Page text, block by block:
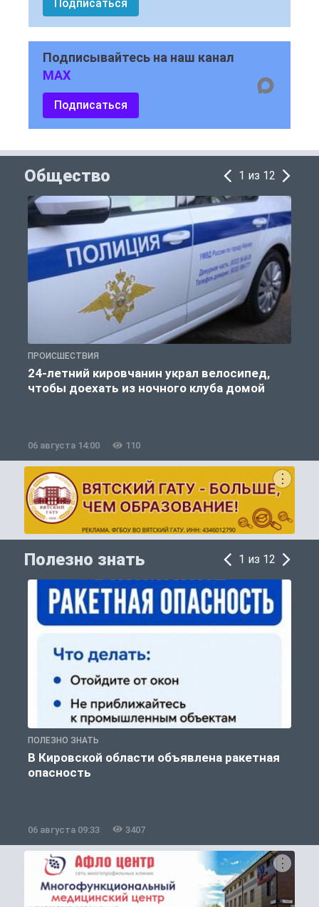
Подписаться
Подписывайтесь на наш канал
MAX
Подписаться
Общество 1 из 12
ПРОИСШЕСТВИЯ
24-летний кировчанин украл велосипед,
чтобы доехать из ночного клуба домой
06 августа 14:00 110
Полезно знать 1 из 12
ПОЛЕЗНО ЗНАТЬ
В Кировской области объявлена ракетная
опасность
06 августа 09:33 3407